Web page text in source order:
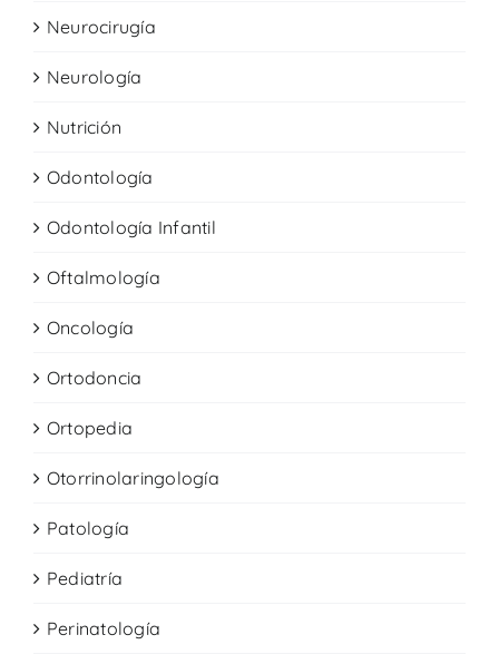
Neurocirugía
Neurología
Nutrición
Odontología
Odontología Infantil
Oftalmología
Oncología
Ortodoncia
Ortopedia
Otorrinolaringología
Patología
Pediatría
Perinatología